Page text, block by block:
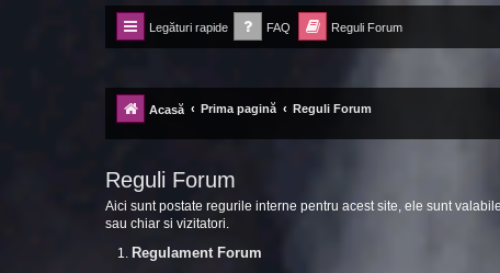
Legături rapide FAQ Reguli Forum
Forum Ecolomania™®
-= Idei pentru viitor =-
Acasă Prima pagină Reguli Forum
Reguli Forum
Aici sunt postate regurile interne pentru acest site, ele sunt
sau chiar si vizitatori.
Regulament Forum